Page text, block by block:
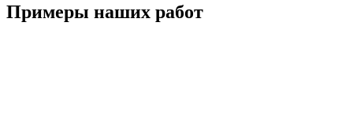
Примеры наших работ